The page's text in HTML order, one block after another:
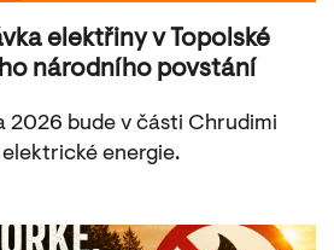
elektřiny v Topolské
národního povstání
2026 bude v části Chrudimi
energie.